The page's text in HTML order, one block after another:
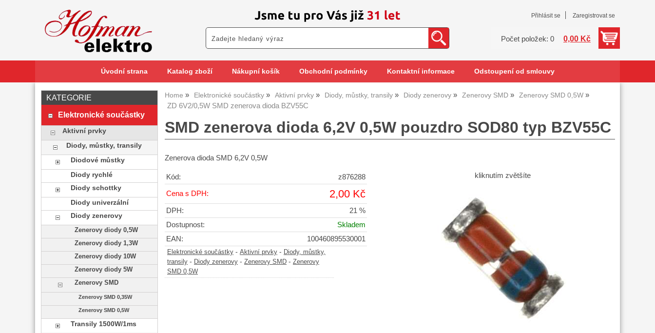
Přihlásit se Zaregistrovat se
Počet položek: 0 0,00 Kč
Úvodní strana Katalog zboží Nákupní košík Obchodní podmínky Kontaktní informace Odstoupení od smlouvy
Home Elektronické součástky Aktivní prvky Diody, můstky, transily Diody zenerovy Zenerovy SMD Zenerovy SMD 0,5W
ZD 6V2/0,5W SMD zenerova dioda BZV55C
SMD zenerova dioda 6,2V 0,5W pouzdro SOD80 typ BZV55C
Zenerova dioda SMD 6,2V 0,5W
kliknutím zvětšíte
Kód: z876288
Cena s DPH: 2,00 Kč
DPH:
21 %
Dostupnost:
Skladem
EAN:
100460895530001
Elektronické součástky - Aktivní prvky - Diody, můstky,
transily - Diody zenerovy - Zenerovy SMD - Zenerovy
SMD 0,5W
KATEGORIE
Elektronické součástky
Aktivní prvky
Diody, můstky, transily
Diodové můstky
Diody rychlé
Diody schottky
Diody univerzální
Diody zenerovy
Zenerovy diody 0,5W
Zenerovy diody 1,3W
Zenerovy diody 10W
Zenerovy diody 5W
Zenerovy SMD
Zenerovy SMD 0,35W
Zenerovy SMD 0,5W
Transily 1500W/1ms